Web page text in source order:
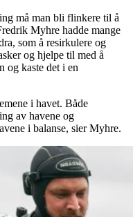
må man bli flinkere til å
Myhre hadde mange
som å resirkulere og
og hjelpe til med å
og kaste det i en
i havet. Både
av havene og
i balanse, sier Myhre.